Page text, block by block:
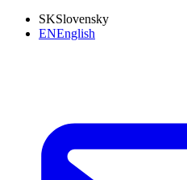
SKSlovensky
ENEnglish